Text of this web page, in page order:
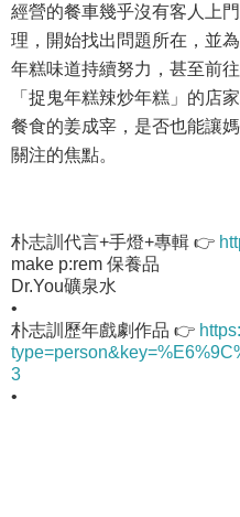
經營的餐車幾乎沒有客人上
理，開始找出問題所在，並
年糕味道持續努力，甚至前
「捉鬼年糕辣炒年糕」的店
餐食的姜成宰，是否也能讓
關注的焦點。
朴志訓代言+手燈+專輯 👉
make p:rem 保養品
Dr.You礦泉水
•
朴志訓歷年戲劇作品 👉
3
•